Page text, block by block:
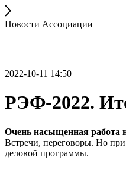
Новости Ассоциации
2022-10-11 14:50
РЭФ-2022.
Очень насыщенная работа
Встречи, переговоры. Но
деловой программы.